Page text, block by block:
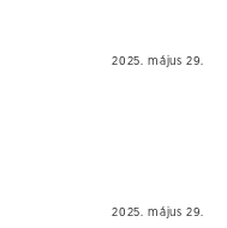
2025. május 29.
2025. május 29.